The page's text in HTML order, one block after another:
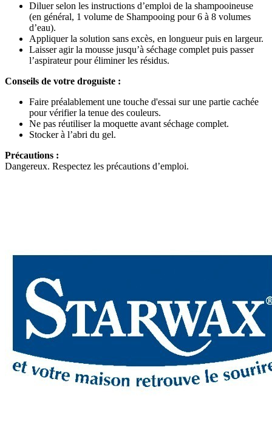
Diluer selon les instructions d’emploi de la shampooineuse
(en général, 1 volume de Shampooing pour 6 à 8 volumes
d’eau).
Appliquer la solution sans excès, en longueur puis en largeur.
Laisser agir la mousse jusqu’à séchage complet puis passer
l’aspirateur pour éliminer les résidus.
Conseils de votre droguiste :
Faire préalablement une touche d'essai sur une partie cachée
pour vérifier la tenue des couleurs.
Ne pas réutiliser la moquette avant séchage complet.
Stocker à l’abri du gel.
Précautions :
Dangereux. Respectez les précautions d’emploi.